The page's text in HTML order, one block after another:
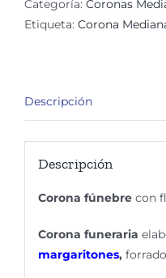
Categoría: Coronas
Etiqueta: Corona
Descripción
Descripción
Corona fúnebre con
Corona funeraria
margaritones,forrado